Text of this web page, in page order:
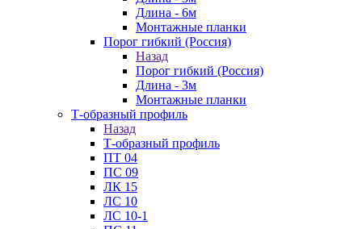
Длина - 6м
Монтажные планки
Порог гибкий (Россия)
Назад
Порог гибкий (Россия)
Длина - 3м
Монтажные планки
Т-образный профиль
Назад
Т-образный профиль
ПТ 04
ПС 09
ЛК 15
ЛС 10
ЛС 10-1